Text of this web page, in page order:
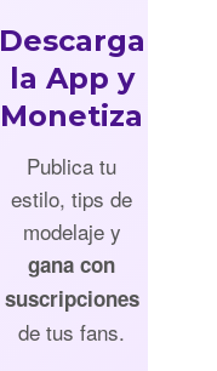
Descarga
la App y
Monetiza
Publica tu
estilo, tips de
modelaje y
gana con
suscripciones
de tus fans.